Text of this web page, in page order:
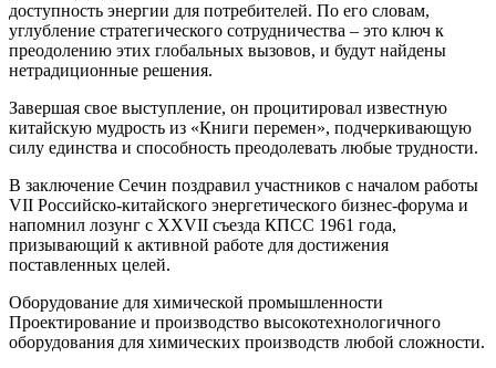
доступность энергии для потребителей. По его словам,
углубление стратегического сотрудничества – это ключ к
преодолению этих глобальных вызовов, и будут найдены
нетрадиционные решения.
Завершая свое выступление, он процитировал известную
китайскую мудрость из «Книги перемен», подчеркивающую
силу единства и способность преодолевать любые трудности.
В заключение Сечин поздравил участников с началом работы
VII Российско-китайского энергетического бизнес-форума и
напомнил лозунг с XXVII съезда КПСС 1961 года,
призывающий к активной работе для достижения
поставленных целей.
Оборудование для химической промышленности
Проектирование и производство высокотехнологичного
оборудования для химических производств любой сложности.